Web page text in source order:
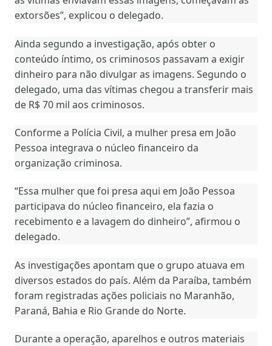
extorsões”, explicou o delegado.
Ainda segundo a investigação, após obter o
conteúdo íntimo, os criminosos passavam a exigir
dinheiro para não divulgar as imagens. Segundo o
delegado, uma das vítimas chegou a transferir mais
de R$ 70 mil aos criminosos.
Conforme a Polícia Civil, a mulher presa em João
Pessoa integrava o núcleo financeiro da
organização criminosa.
“Essa mulher que foi presa aqui em João Pessoa
participava do núcleo financeiro, ela fazia o
recebimento e a lavagem do dinheiro”, afirmou o
delegado.
As investigações apontam que o grupo atuava em
diversos estados do país. Além da Paraíba, também
foram registradas ações policiais no Maranhão,
Paraná, Bahia e Rio Grande do Norte.
Durante a operação, aparelhos e outros materiais